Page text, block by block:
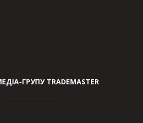
ГРУПУ TRADEMASTER